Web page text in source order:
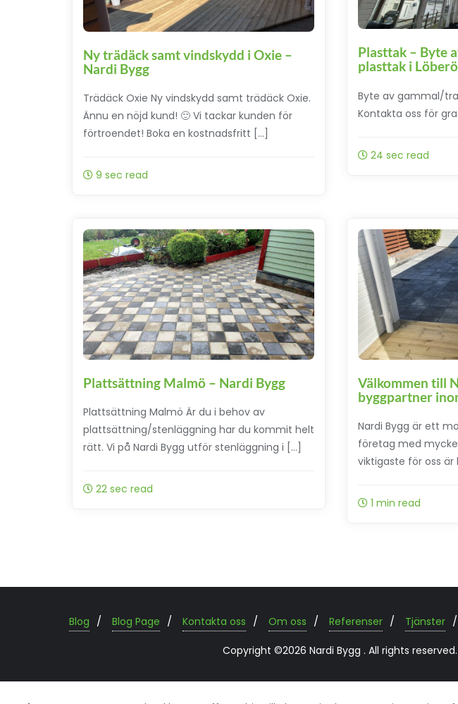
Ny trädäck samt vindskydd i Oxie –
Nardi Bygg
Trädäck Oxie Ny vindskydd samt trädäck Oxie.
Ännu en nöjd kund! 🙂 Vi tackar kunden för
förtroendet! Boka en kostnadsfritt […]
9 sec read
Plasttak – Byte
plasttak i
Byte av gammal/
Kontakta oss för
24 sec read
Plattsättning Malmö – Nardi Bygg
Plattsättning Malmö Är du i behov av
plattsättning/stenläggning har du kommit helt
rätt. Vi på Nardi Bygg utför stenläggning i […]
22 sec read
Välkommen till
byggpartner
Nardi Bygg är ett
företag med
viktigaste för oss är
1 min read
Blog Blog Page Kontakta oss Om oss Referenser Tjänster
Copyright ©2026 Nardi Bygg . All rights reserved.